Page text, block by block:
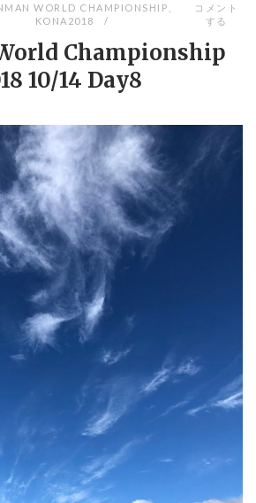
WORLD CHAMPIONSHIP
KONA2018
コメント
する
Championship
10/14 Day8